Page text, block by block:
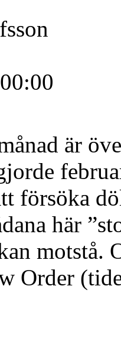
är
försöka
här
motstå.
Order